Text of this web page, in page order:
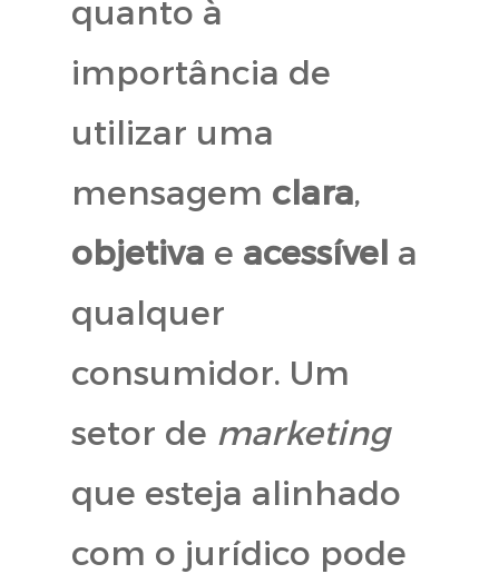
quanto à
importância de
utilizar uma
mensagem clara,
objetiva e acessível a
qualquer
consumidor. Um
setor de marketing
que esteja alinhado
com o jurídico pode